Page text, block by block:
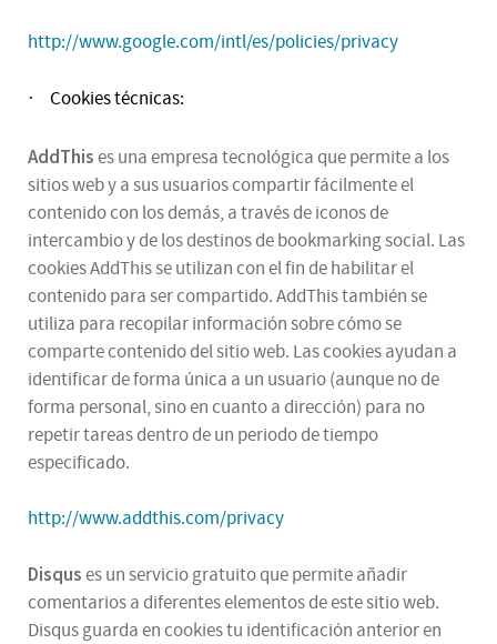
http://www.google.com/intl/es/policies/privacy
· Cookies técnicas:
AddThises una empresa tecnológica que permite a los
sitios web y a sus usuarios compartir fácilmente el
contenido con los demás, a través de iconos de
intercambio y de los destinos de bookmarking social. Las
cookies AddThis se utilizan con el fin de habilitar el
contenido para ser compartido. AddThis también se
utiliza para recopilar información sobre cómo se
comparte contenido del sitio web. Las cookies ayudan a
identificar de forma única a un usuario (aunque no de
forma personal, sino en cuanto a dirección) para no
repetir tareas dentro de un periodo de tiempo
especificado.
http://www.addthis.com/privacy
Disquses un servicio gratuito que permite añadir
comentarios a diferentes elementos de este sitio web.
Disqus guarda en cookies tu identificación anterior en